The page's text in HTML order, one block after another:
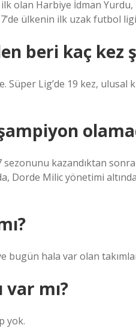
olan Harbiye İdman
ülkenin ilk uzak futbol
beri kaç kez
Süper Lig’de 19 kez,
sezonunu kazandıktan
Dorde Milic yönetimi
bugün hala var olan
var mı?
yok.